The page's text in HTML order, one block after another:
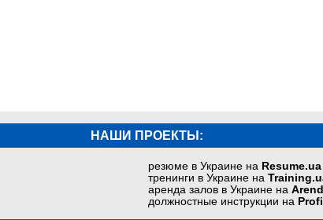
НАШИ ПРОЕКТЫ:
резюме в Украине на Resume.ua
тренинги в Украине на
аренда залов в Украине на
должностные инструкции на